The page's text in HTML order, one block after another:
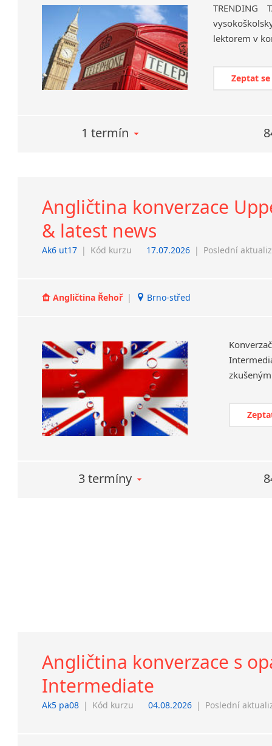
TRENDING
lektorem v
Zeptat
1 termín
Angličtina konverzace
& latest news
Ak6 ut17 | Kód kurzu 17.07.2026 | Poslední
Angličtina Řehoř | Brno-střed
3 termíny
Angličtina konverzace s
Intermediate
Ak5 pa08 | Kód kurzu 04.08.2026 | Poslední